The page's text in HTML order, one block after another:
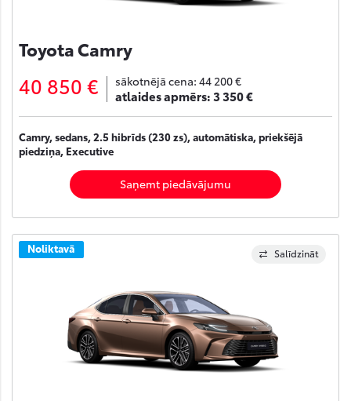
Toyota Camry
40 850 € sākotnējā cena: 44 200 €
atlaides apmērs:3 350 €
Camry, sedans, 2.5 hibrīds (230 zs), automātiska, priekšējā
piedziņa, Executive
Saņemt piedāvājumu
Salīdzināt
Noliktavā